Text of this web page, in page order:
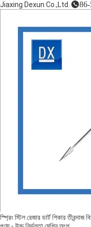
Jiaxing Dexun Co.,Ltd.
স্প্রিং স্টিল রেজার ডার্ট শিকার